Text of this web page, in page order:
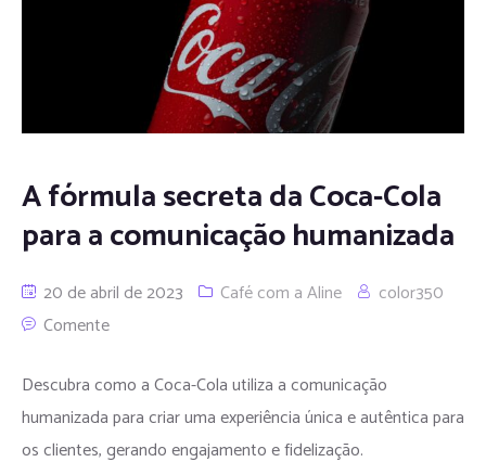
A fórmula secreta da Coca-Cola
para a comunicação humanizada
20 de abril de 2023 Café com a Aline
color350
Comente
Descubra como a Coca-Cola utiliza a comunicação
humanizada para criar uma experiência única e autêntica para
os clientes, gerando engajamento e fidelização.